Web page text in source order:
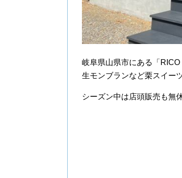
岐阜県山県市にある「
生モンブランなど栗スイー
シーズン中は店頭販売も無